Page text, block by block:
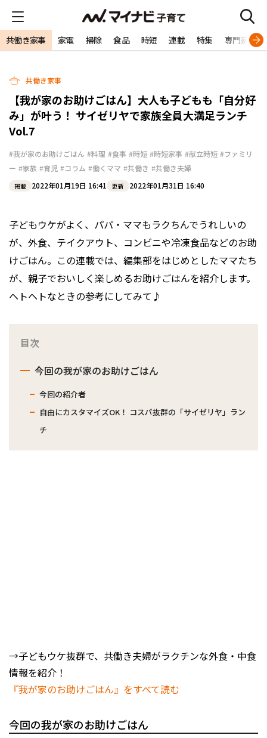
共働き家事 家電 掃除 食品 時短 連載 特集 専門家
共働き家事
【我が家のお助けごはん】大人も子どもも「自分好
み」が叶う！ サイゼリヤで家族全員大満足ランチ
Vol.7
#我が家のお助けごはん #料理 #食事 #時短 #時短家事 #献立時短 #ファミリ
ー #家族 #育児 #コラム #働くママ #共働き #共働き夫婦
掲載 2022年01月19日 16:41 更新 2022年01月31日 16:40
子どもウケがよく、パパ・ママもラクちんでうれしいの
が、外食、テイクアウト、コンビニや冷凍食品などのお助
けごはん。この連載では、編集部をはじめとしたママたち
が、親子でおいしく楽しめるお助けごはんを紹介します。
ヘトヘトなときの参考にしてみて♪
目次
今回の我が家のお助けごはん
今回の紹介者
自由にカスタマイズOK！ コスパ抜群の「サイゼリヤ」ラン
チ
→子どもウケ抜群で、共働き夫婦がラクチンな外食・中食
情報を紹介！
『我が家のお助けごはん』をすべて読む
今回の我が家のお助けごはん